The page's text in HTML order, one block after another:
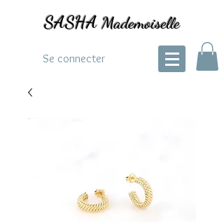
SASHA Mademoiselle
Se connecter